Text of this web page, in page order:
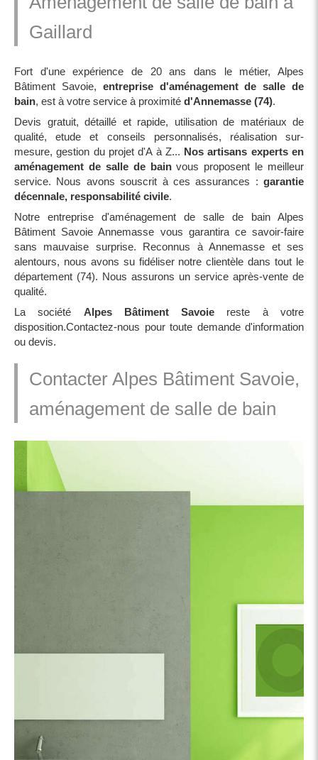
Gaillard
Fort d'une expérience de 20 ans dans le métier, Alpes
Bâtiment Savoie, entreprise d'aménagement de salle de
bain, est à votre service à proximité d'Annemasse (74).
Devis gratuit, détaillé et rapide, utilisation de matériaux de
qualité, etude et conseils personnalisés, réalisation sur-
mesure, gestion du projet d'A à Z... Nos artisans experts en
aménagement de salle de bainvous proposent le meilleur
service. Nous avons souscrit à ces assurances : garantie
décennale, responsabilité civile.
Notre entreprise d'aménagement de salle de bain Alpes
Bâtiment Savoie Annemasse vous garantira ce savoir-faire
sans mauvaise surprise. Reconnus à Annemasse et ses
alentours, nous avons su fidéliser notre clientèle dans tout le
département (74). Nous assurons un service après-vente de
qualité.
La société Alpes Bâtiment Savoie reste à votre
disposition.Contactez-nous pour toute demande d'information
ou devis.
Contacter Alpes Bâtiment Savoie,
aménagement de salle de bain